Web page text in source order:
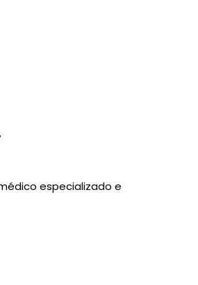
especializado e